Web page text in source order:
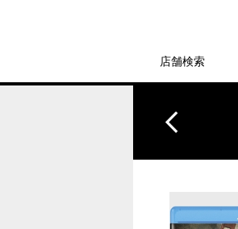
店舗検索